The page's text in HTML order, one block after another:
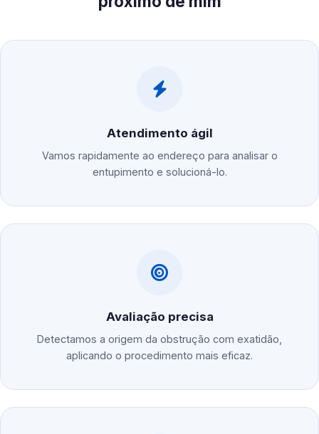
Atendimento ágil
Vamos rapidamente ao endereço para analisar o
entupimento e solucioná-lo.
Avaliação precisa
Detectamos a origem da obstrução com exatidão,
aplicando o procedimento mais eficaz.